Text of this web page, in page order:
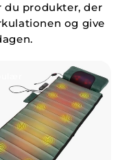
produkter, der
og give
Remedy